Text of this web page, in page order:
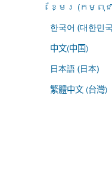
ខ្មែរ (កម្ពុជ
한국어 (대한민
中文(中国)
日本語 (日本)
繁體中文 (台灣)